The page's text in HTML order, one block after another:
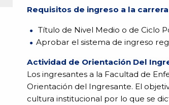
Requisitos de ingreso a la carrera
Título de Nivel Medio o de Ciclo
Aprobar el sistema de ingreso
Actividad de Orientación Del
Los ingresantes a la Facultad de
Orientación del Ingresante. El
cultura institucional por lo que se